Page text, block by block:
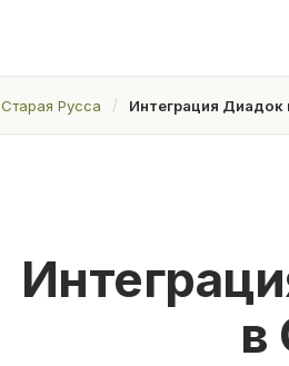
Старая Русса Интеграция Диадок
в